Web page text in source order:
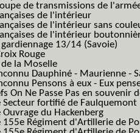
de transmissions de
de l'intérieur
de l'intérieur sans
de l'intérieur
13/14 (Savoie)
Rouge
de la Moselle
Dauphiné - Maurienne -
Pensons à eux - Eux
On Ne Passe Pas en souvenir
Secteur fortifié de Faulquemont
Ouvrage du Hackenberg
155e Régiment d'Artillerie de